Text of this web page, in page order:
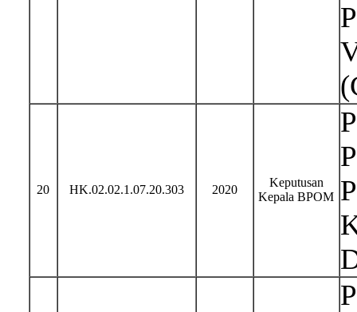
20 HK.02.02.1.07.20.303 2020
Keputusan
Kepala BPOM